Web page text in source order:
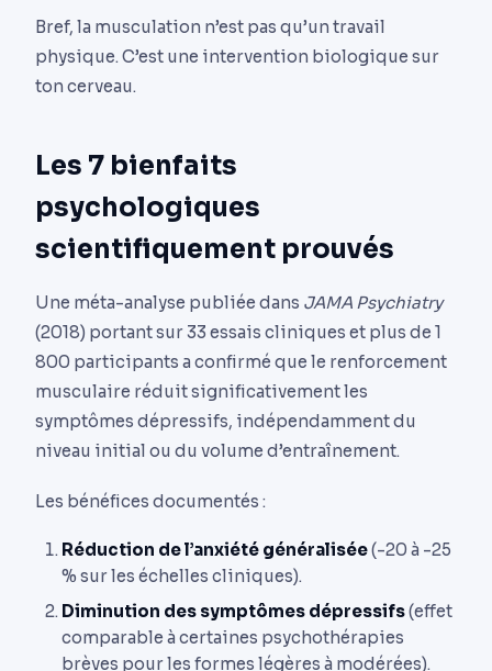
Bref, la musculation n’est pas qu’un travail
physique. C’est une intervention biologique sur
ton cerveau.
Les 7 bienfaits
psychologiques
scientifiquement prouvés
Une méta-analyse publiée dans JAMA Psychiatry
(2018) portant sur 33 essais cliniques et plus de 1
800 participants a confirmé que le renforcement
musculaire réduit significativement les
symptômes dépressifs, indépendamment du
niveau initial ou du volume d’entraînement.
Les bénéfices documentés :
Réduction de l’anxiété généralisée(-20 à -25
% sur les échelles cliniques).
Diminution des symptômes dépressifs(effet
comparable à certaines psychothérapies
brèves pour les formes légères à modérées).